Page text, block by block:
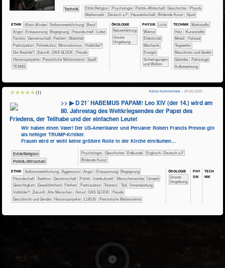
​Technik ​​​​​​​​​​Ethik/​Religion ​​​​​​​​​​Psychologie ​​​​​​​​​Politik+​Wirtschaft ​​​​​​​​Geschichte
​​​​​​​Physik
​​​​​​Mathematik
​​​Deutsch a.F. ​Haus­wirtschaft Bildende Kunst
Sport
ETHIK (Klein-)Kinder ​​​​​​​​​​​​​​​​​​​​​​​​​​​​​​​​​​​​​​​​Selbst­verwirklichung
​​​​​​​​​​​​​​​Beruf
​​​​​​​​​​​​​Angst
​​​​​​​​​​​​​Entspannung ​​​​​​​​​​​​Begegnung ​​​​​​​​​​​​Freundschaft
​​​​​​​​​​​​Liebe
​​​​​​​​​​​Familie
​​​​​​​​​​Gemeinschaft ​​​Freiheit
​​​Mobilität
​​​Partizipation
​​Fehlerkultur ​​Minimalismus
​​Vorbilder?
​Die Realität?
​Zukunft DAS GLÜCK
Freude
Herzensprojekte
Persönliche Meilensteine
Spaß
TEAMS
ÖKO​LOGIE
​​​​​​​​​​​​​Naturerfahrung
​​​​​​​​​​​​​Unsere
Umgebung
PHY​SIK ​​​​​Licht
​​​​​Wärme
​​​Elektrizität
​​​Mechanik
​​Energie
​Schwingungen
und Wellen
TECH​NIK ​​​​​​​​​Werkstoffe
​​​​​​​​Holz
​​​​​​​​Kunststoffe
​​​​​​​​Metall
​​​​​​​Fahrrad
​​​​​Tragwerke
​​​​Maschinen und Geräte
​​Getriebe
​Fahrzeuge
Aufbewahrung
>> ▶ D 21´ HABEMUS PAPAM! Leo XIV (der 14.) wird am
80. Jahrestag des Weltkriegsendes der Papst des
Friedens, der Teilhabe und der einfachen Leute!
Wir haben einen Vater! Der US-Amerikaner und Peruaner Robert Francis Prevost gilt
als heftiger TRUMP-Kritiker.
Frauen wird er wohl keine größere Rolle in der Kirche einräumen...
​​​​​​​​​​Ethik/​Religion
​​​​​​​​​Politik+​Wirtschaft
​​​​​​​​​​Psychologie ​​​​​​​​Geschichte ​​​​​Erdkunde ​​​​Englisch
​​​Deutsch a.F.
Bildende Kunst
ETHIK ​​​​​​​​​​​​​​​​​​​​​​​​​​​​​​​​​​​​​​​​Selbst­verwirklichung ​​​​​​​​​​​​​Aggression ​​​​​​​​​​​​​Angst ​​​​​​​​​​​​​Entspannung
​​​​​​​​​​​​Begegnung
​​​​​​​​​​​​Freundschaft
​​​​​​​​​​​Tradition ​​​​​​​​​​Gemeinschaft ​​​​​​​​​Politik ​​​​​​​​Interkulturell ​​​​​​​Menschenrechte
​​​​​Umwelt
​​​​Gerechtigkeit
​​​​Gewalt(freiheit) ​​​Freiheit ​​​Partizipation ​​​Toleranz ​​Tod
​​Verantwortung
​​Vorbilder?
​Zukunft Alte Menschen Armut DAS GLÜCK
Freude
Geschlecht und Gender
Herzensprojekte LUXUS Persönliche Meilensteine
ÖKO​LOGIE
​​​​​​​​​​​​​Unsere
Umgebung
PHY​
SIK
TECH​
NIK
Keine Kommentare – 25.05.2025
(1)